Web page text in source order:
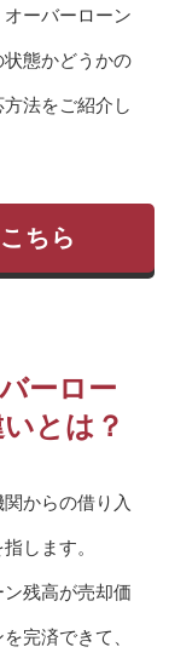
ーバーローン
態かどうかの
法をご紹介し
ちら
ーロー
とは？
からの借り入
します。
残高が売却価
完済できて、